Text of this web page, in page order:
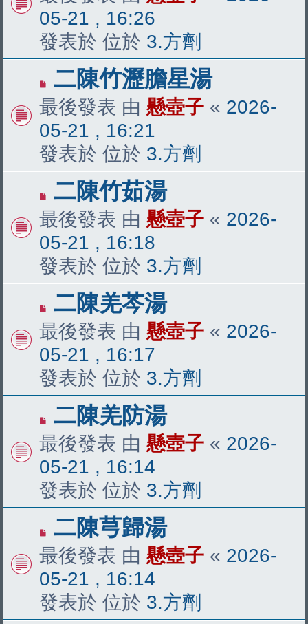
文
章
05-21 , 16:26
發表於 位於 3.方劑
有
新
文
章
二陳竹瀝膽星湯
最後發表 由 懸壺子 « 2026-
05-21 , 16:21
發表於 位於 3.方劑
有
新
文
章
二陳竹茹湯
最後發表 由 懸壺子 « 2026-
05-21 , 16:18
發表於 位於 3.方劑
有
新
文
章
二陳羌芩湯
最後發表 由 懸壺子 « 2026-
05-21 , 16:17
發表於 位於 3.方劑
有
新
文
章
二陳羌防湯
最後發表 由 懸壺子 « 2026-
05-21 , 16:14
發表於 位於 3.方劑
有
新
文
章
二陳芎歸湯
最後發表 由 懸壺子 « 2026-
05-21 , 16:14
發表於 位於 3.方劑